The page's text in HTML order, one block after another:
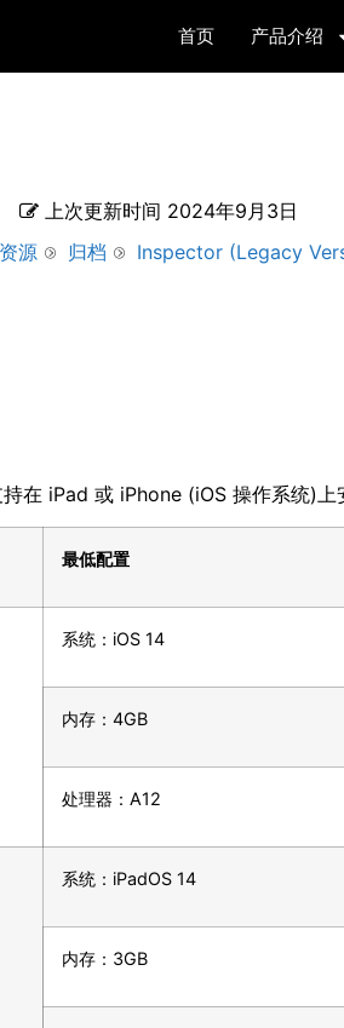
首页 产品介绍
上次更新时间 2024年9月3日
源 归档 Inspector (Legacy
在 iPad 或 iPhone (iOS 操作系统)上
最低配置
系统：iOS 14
内存：4GB
处理器：A12
系统：iPadOS 14
内存：3GB